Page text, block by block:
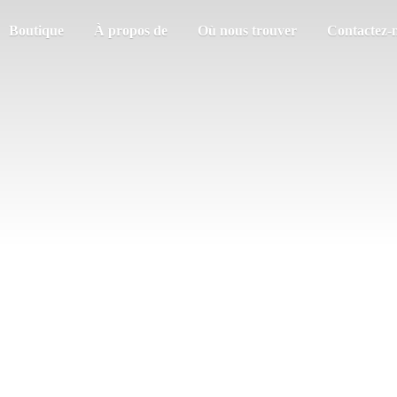
Boutique À propos de Où nous trouver Contactez-